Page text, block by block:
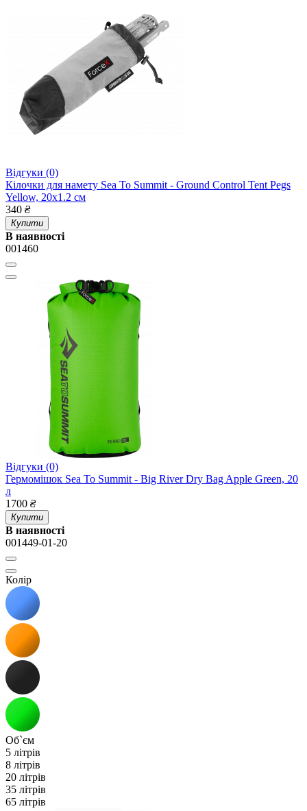
Відгуки (0)
Кілочки для намету Sea To Summit - Ground Control Tent Pegs
Yellow, 20х1.2 см
340 ₴
Купити
В наявності
001460
Відгуки (0)
Гермомішок Sea To Summit - Big River Dry Bag Apple Green, 20
л
1700 ₴
Купити
В наявності
001449-01-20
Колір
Об`єм
5 літрів
8 літрів
20 літрів
35 літрів
65 літрів